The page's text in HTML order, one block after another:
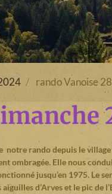
rando Vanoise
notre rando depuis le
ombragée. Elle nous
jusqu’en 1975. Le
d’Arves et le pic